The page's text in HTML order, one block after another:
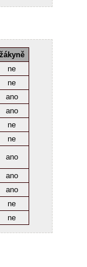
žákyně
ne
ne
ano
ano
ne
ne
ano
ano
ano
ne
ne